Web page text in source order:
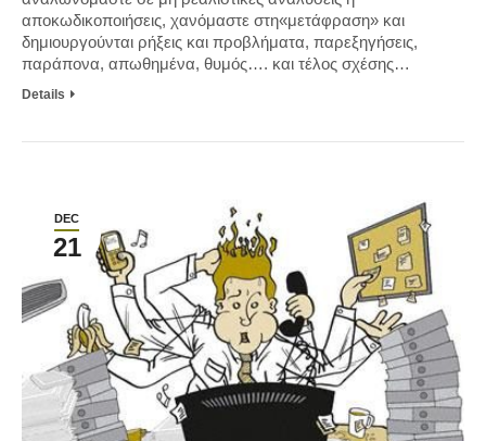
αποκωδικοποιήσεις, χανόμαστε στη«μετάφραση» και
δημιουργούνται ρήξεις και προβλήματα, παρεξηγήσεις,
παράπονα, απωθημένα, θυμός…. και τέλος σχέσης…
Details
DEC
21